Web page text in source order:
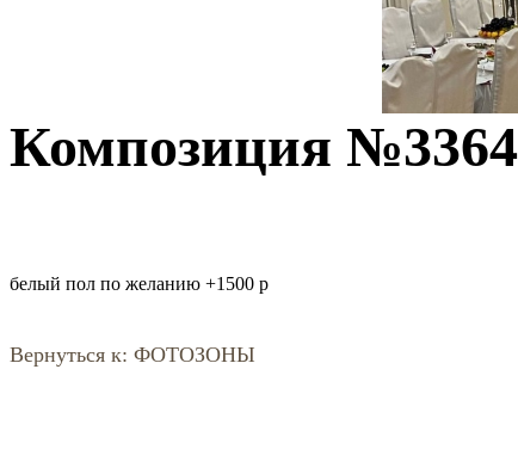
Композиция №3364
белый пол по желанию +1500 р
Вернуться к: ФОТОЗОНЫ